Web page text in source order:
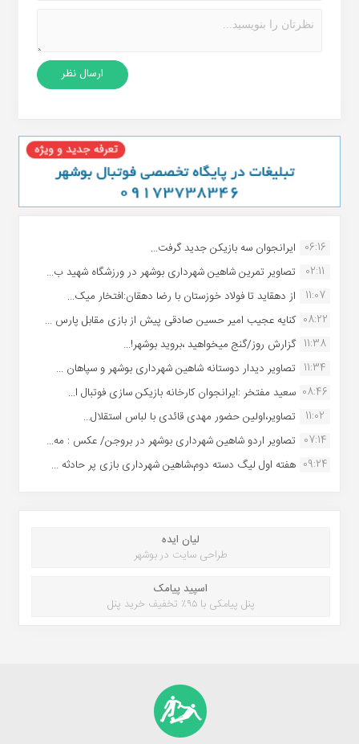
06:16 ایرانجوان سه بازیکن جدید گرفت...
02:11
تصاویر تمرین شاهین شهردارى بوشهر در ورزشگاه شهید ب...
11:07
از دهقاید تا فولاد خوزستان با رضا دهقان:افتخار میک...
08:22 کنایه عجیب امیر حسین صادقی پیش از بازی مقابل پارس ...
11:38 گزارش روز/گنج میخواهید ،بروید بوشهر!...
11:34 تصاویر دیدار دوستانه شاهین شهردارى بوشهر و سپاهان ...
08:46 سعید مفتخر :ایرانجوان کارخانه بازیکن سازی فوتبال ا...
11:02
تصاویر،اولین حضور مهدی قائدی با لباس استقلال...
07:14 تصاویر اردو شاهین شهرداری بوشهر در بروجن/ عکس : مه...
09:24 هفته اول لیگ دسته دوم،شاهین شهرداری بازی پر حادثه ...
لیان ایده
طراحی سایت در بوشهر
اسپید پیامک
پنل پیامکی با ۹۵٪ تخفیف خرید پنل